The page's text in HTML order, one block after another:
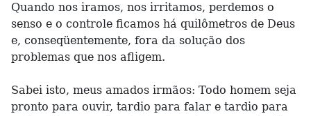
Quando nos iramos, nos irritamos, perdemos o
senso e o controle ficamos há quilômetros de Deus
e, conseqüentemente, fora da solução dos
problemas que nos afligem.
Sabei isto, meus amados irmãos: Todo homem seja
pronto para ouvir, tardio para falar e tardio para